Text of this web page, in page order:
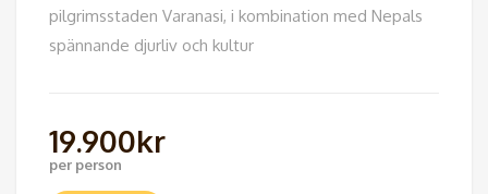
pilgrimsstaden Varanasi, i kombination med Nepals
spännande djurliv och kultur
19.900kr
per person